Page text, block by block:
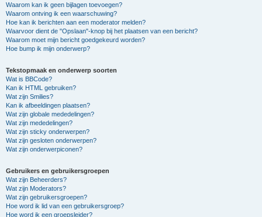
Waarom kan ik geen bijlagen toevoegen?
Waarom ontving ik een waarschuwing?
Hoe kan ik berichten aan een moderator melden?
Waarvoor dient de "Opslaan"-knop bij het plaatsen van een bericht?
Waarom moet mijn bericht goedgekeurd worden?
Hoe bump ik mijn onderwerp?
Tekstopmaak en onderwerp soorten
Wat is BBCode?
Kan ik HTML gebruiken?
Wat zijn Smilies?
Kan ik afbeeldingen plaatsen?
Wat zijn globale mededelingen?
Wat zijn mededelingen?
Wat zijn sticky onderwerpen?
Wat zijn gesloten onderwerpen?
Wat zijn onderwerpiconen?
Gebruikers en gebruikersgroepen
Wat zijn Beheerders?
Wat zijn Moderators?
Wat zijn gebruikersgroepen?
Hoe word ik lid van een gebruikersgroep?
Hoe word ik een groepsleider?